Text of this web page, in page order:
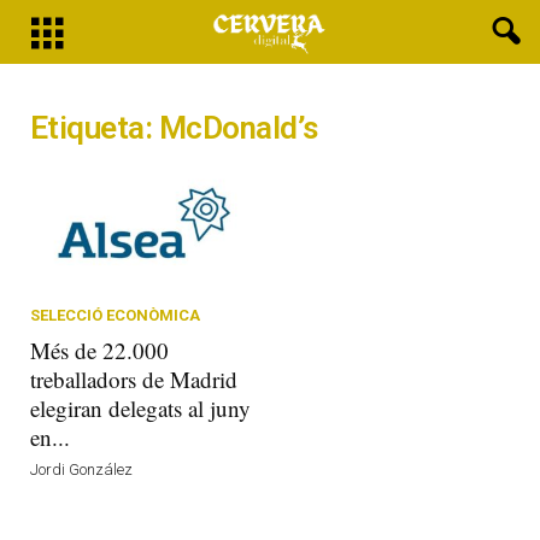
Etiqueta: McDonald’s
SELECCIÓ ECONÒMICA
Més de 22.000
treballadors de Madrid
elegiran delegats al juny
en...
Jordi González